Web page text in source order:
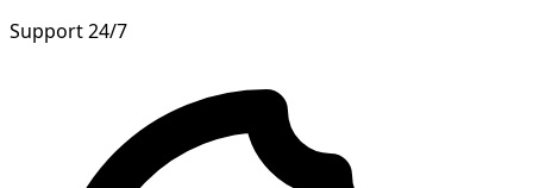
Support 24/7